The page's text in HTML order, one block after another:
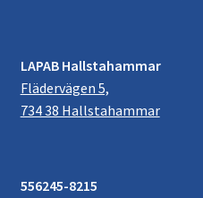
LAPAB Hallstahammar
Flädervägen 5,
734 38 Hallstahammar
556245-8215